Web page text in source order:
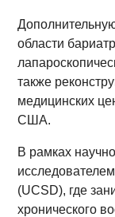
области
также
медицинских
США.
В рамках
(UCSD), где
хронического